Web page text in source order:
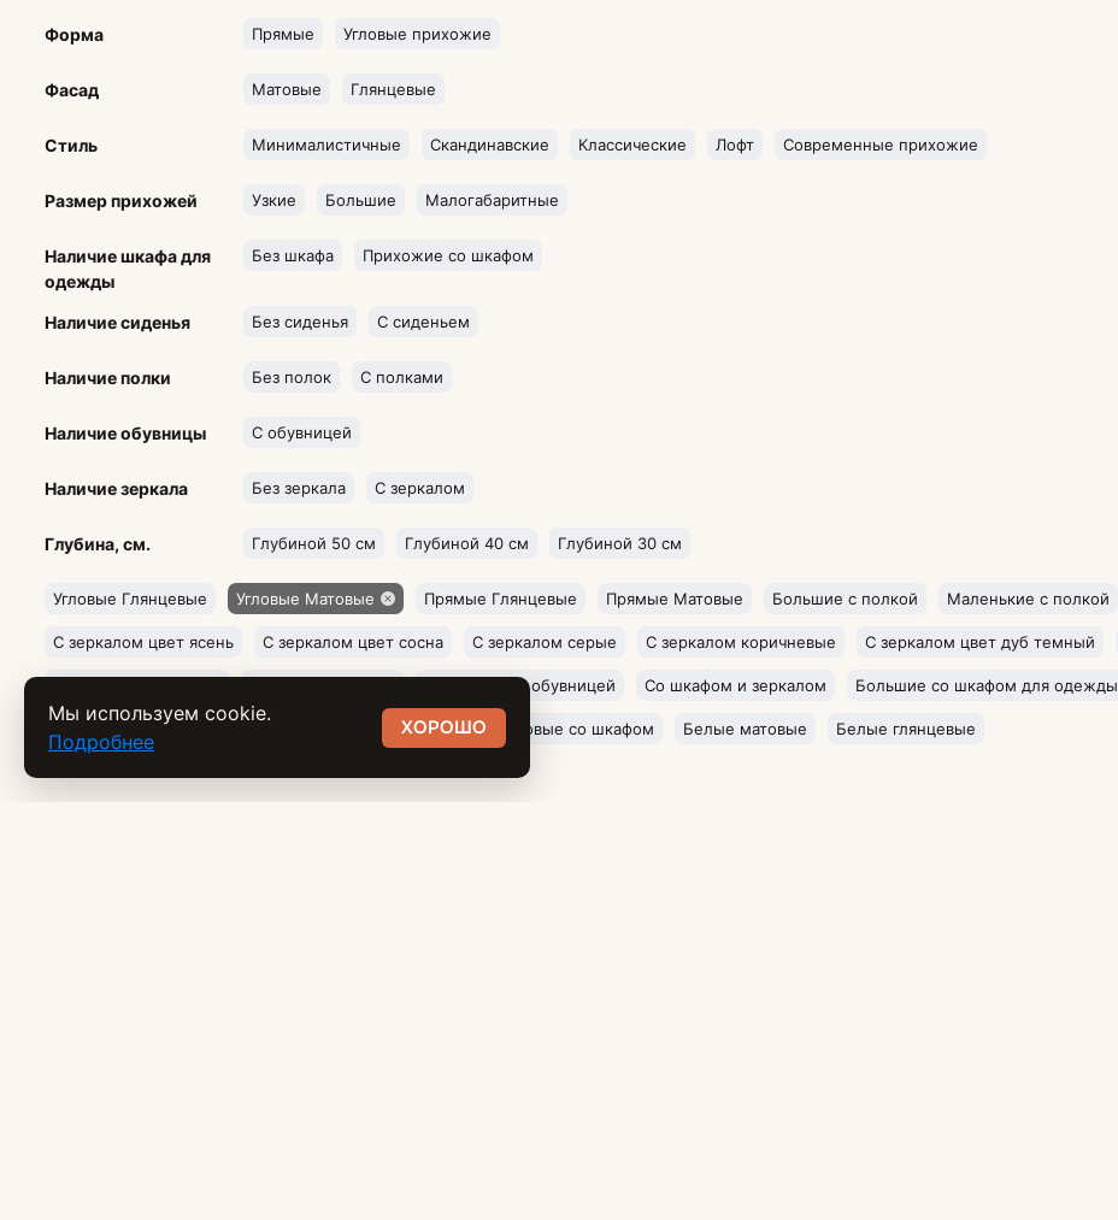
Форма Прямые Угловые прихожие
Фасад Матовые Глянцевые
Стиль Минималистичные Скандинавские Классические Лофт Современные прихожие
Размер прихожей Узкие Большие Малогабаритные
Наличие шкафа для
одежды
Без шкафа Прихожие со шкафом
Наличие сиденья Без сиденья С сиденьем
Наличие полки Без полок С полками
Наличие обувницы С обувницей
Наличие зеркала Без зеркала С зеркалом
Глубина, см. Глубиной 50 см Глубиной 40 см Глубиной 30 см
Угловые Глянцевые Угловые Матовые Прямые Глянцевые Прямые Матовые Большие с полкой Маленькие с полкой
С зеркалом цвет ясень С зеркалом цвет сосна С зеркалом серые С зеркалом коричневые С зеркалом цвет дуб темный
Со шкафом и обувницей Со шкафом и зеркалом Большие со шкафом для одежды
Узкие со шкафом для одежды Прямые со шкафом Угловые со шкафом Белые матовые Белые глянцевые
Мы используем cookie.
Подробнее
ХОРОШО